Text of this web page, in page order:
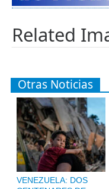
Related
Otras Noticias
VENEZUELA: DOS